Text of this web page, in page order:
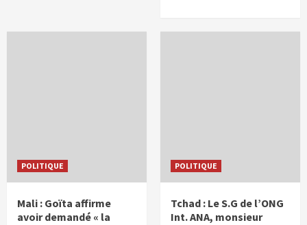
POLITIQUE
Mali : Goïta affirme
avoir demandé « la
POLITIQUE
Tchad : Le S.G de l’ONG
Int. ANA, monsieur